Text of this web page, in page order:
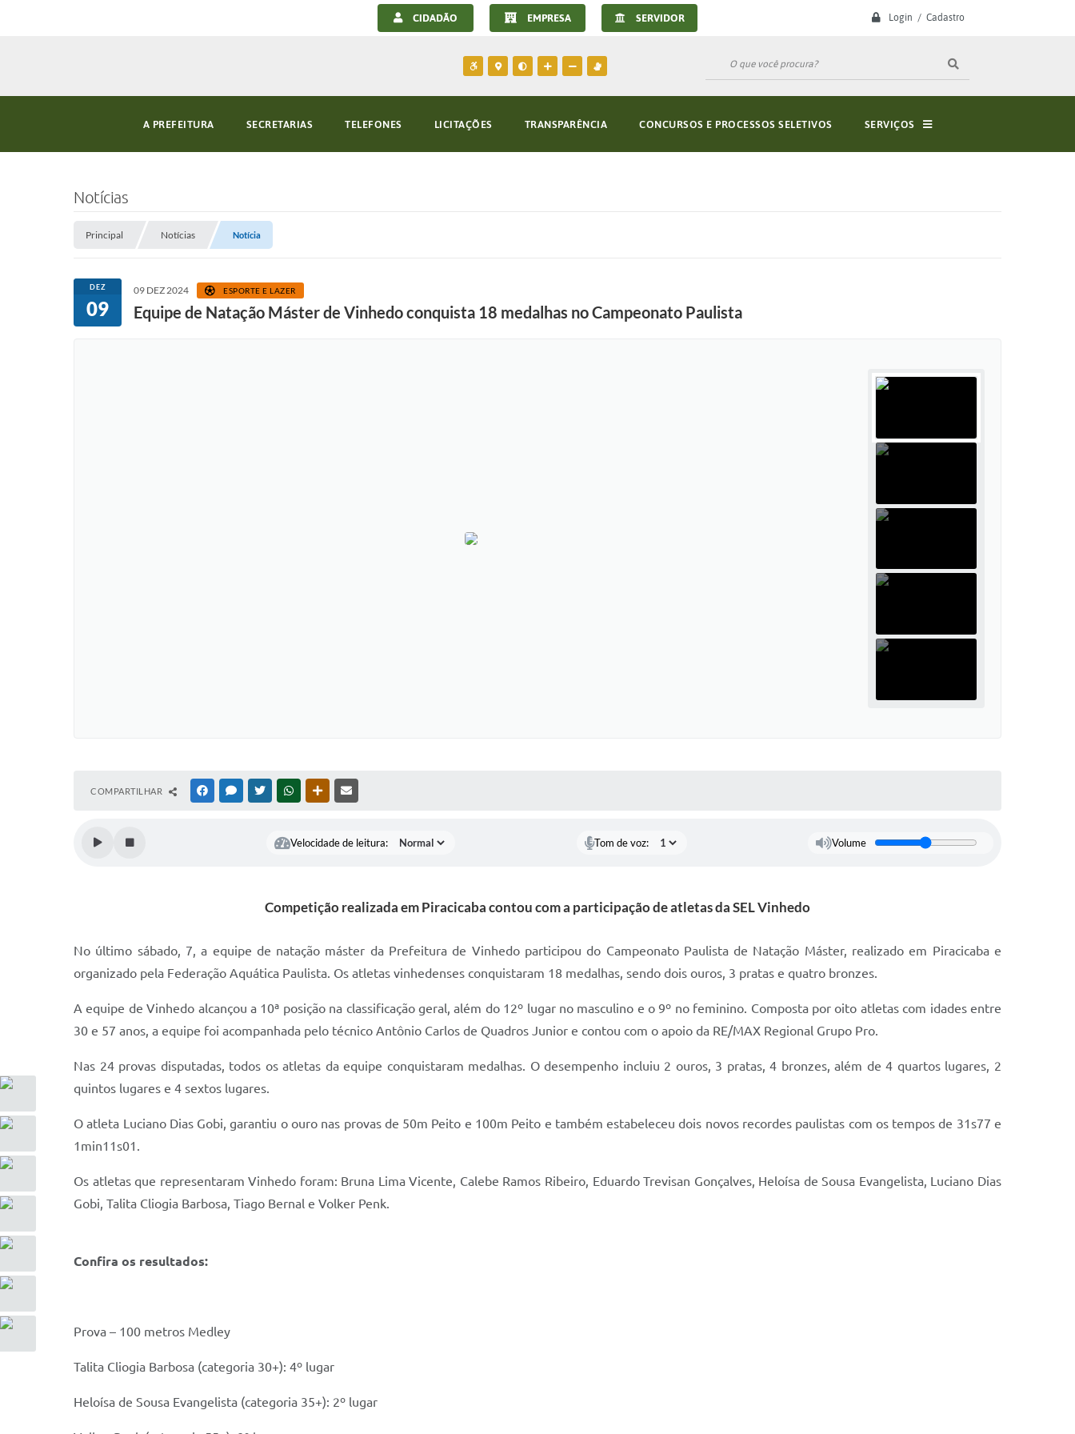
Login / Cadastro
CIDADÃO EMPRESA SERVIDOR
A PREFEITURA SECRETARIAS TELEFONES LICITAÇÕES TRANSPARÊNCIA CONCURSOS E PROCESSOS SELETIVOS SERVIÇOS
Notícias
Principal Notícias Notícia
DEZ
09
09 DEZ 2024 ESPORTE E LAZER
Equipe de Natação Máster de Vinhedo conquista 18 medalhas no Campeonato Paulista
COMPARTILHAR FACEBOOKMESSENGER
TWITTERWHATSAPPOUTRAS MÍDIAS
Velocidade de leitura: Tom de voz: Volume
Competição realizada em Piracicaba contou com a participação de atletas da SEL Vinhedo
No último sábado, 7, a equipe de natação máster da Prefeitura de Vinhedo participou do Campeonato Paulista de Natação Máster, realizado em Piracicaba e
organizado pela Federação Aquática Paulista. Os atletas vinhedenses conquistaram 18 medalhas, sendo dois ouros, 3 pratas e quatro bronzes.
A equipe de Vinhedo alcançou a 10ª posição na classificação geral, além do 12º lugar no masculino e o 9º no feminino. Composta por oito atletas com idades entre
30 e 57 anos, a equipe foi acompanhada pelo técnico Antônio Carlos de Quadros Junior e contou com o apoio da RE/MAX Regional Grupo Pro.
Nas 24 provas disputadas, todos os atletas da equipe conquistaram medalhas. O desempenho incluiu 2 ouros, 3 pratas, 4 bronzes, além de 4 quartos lugares, 2
quintos lugares e 4 sextos lugares.
O atleta Luciano Dias Gobi, garantiu o ouro nas provas de 50m Peito e 100m Peito e também estabeleceu dois novos recordes paulistas com os tempos de 31s77 e
1min11s01.
Os atletas que representaram Vinhedo foram: Bruna Lima Vicente, Calebe Ramos Ribeiro, Eduardo Trevisan Gonçalves, Heloísa de Sousa Evangelista, Luciano Dias
Gobi, Talita Cliogia Barbosa, Tiago Bernal e Volker Penk.
Confira os resultados:
Prova – 100 metros Medley
Talita Cliogia Barbosa (categoria 30+): 4º lugar
Heloísa de Sousa Evangelista (categoria 35+): 2º lugar